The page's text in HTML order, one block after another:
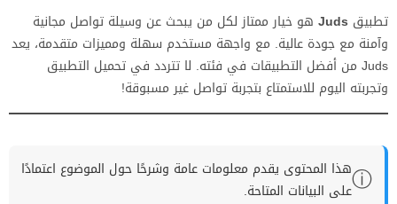
تطبيق Juds هو خيار ممتاز لكل من يبحث عن وسيلة تواصل مجانية
وآمنة مع جودة عالية. مع واجهة مستخدم سهلة ومميزات متقدمة، يعد
Juds من أفضل التطبيقات في فئته. لا تتردد في تحميل التطبيق
وتجربته اليوم للاستمتاع بتجربة تواصل غير مسبوقة!
ⓘهذا المحتوى يقدم معلومات عامة وشرحًا حول الموضوع اعتمادًا
على البيانات المتاحة.